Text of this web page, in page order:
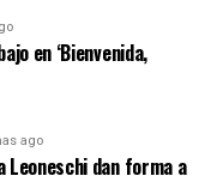
en ‘Bienvenida,
ago
Leoneschi dan forma a